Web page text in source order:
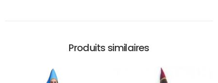
Produits similaires